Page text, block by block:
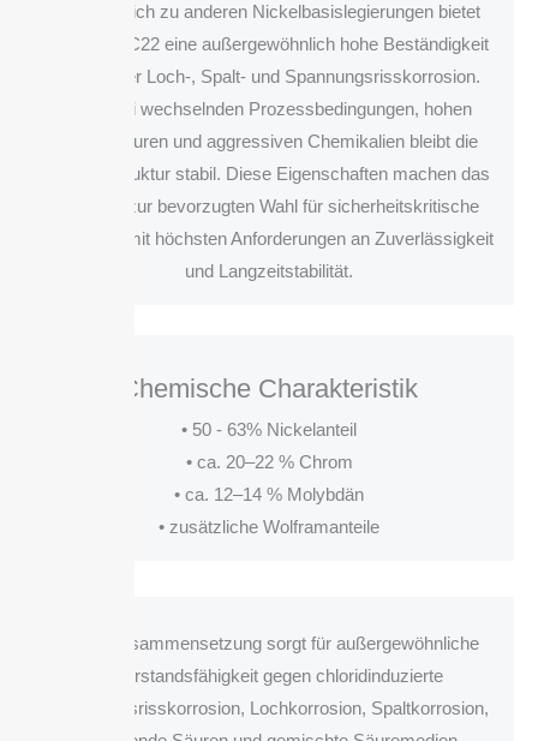
Im Vergleich zu anderen Nickelbasislegierungen bietet
Hastelloy C22 eine außergewöhnlich hohe Beständigkeit
gegenüber Loch-, Spalt- und Spannungsrisskorrosion.
Auch bei wechselnden Prozessbedingungen, hohen
Temperaturen und aggressiven Chemikalien bleibt die
Materialstruktur stabil. Diese Eigenschaften machen das
Material zur bevorzugten Wahl für sicherheitskritische
Prozesse mit höchsten Anforderungen an Zuverlässigkeit
und Langzeitstabilität.
Chemische Charakteristik
• 50 - 63% Nickelanteil
• ca. 20–22 % Chrom
• ca. 12–14 % Molybdän
• zusätzliche Wolframanteile
Diese Zusammensetzung sorgt für außergewöhnliche
Widerstandsfähigkeit gegen chloridinduzierte
Spannungsrisskorrosion, Lochkorrosion, Spaltkorrosion,